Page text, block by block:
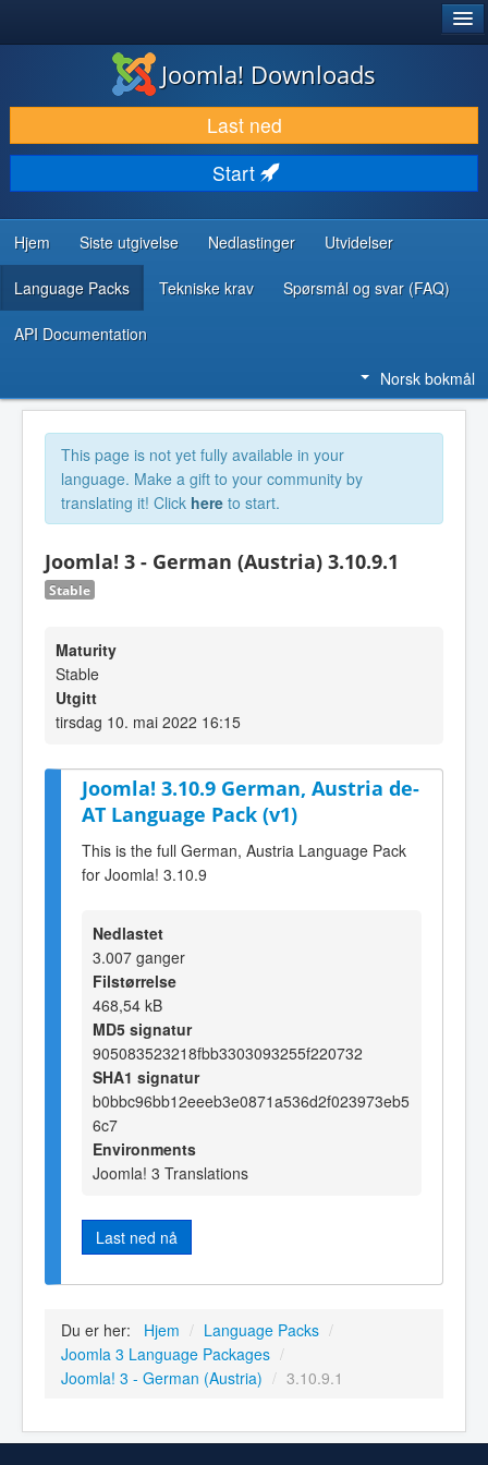
LAST NED & UTVID
OPPDAG & LÆR
SAMFUNN & BRUKERSTØTTE
UTVIKLINGSRESSURSER
Joomla! Downloads
Last ned
Start
Hjem Siste utgivelse Nedlastinger Utvidelser
Language Packs Tekniske krav Spørsmål og svar (FAQ)
API Documentation
Norsk bokmål
This page is not yet fully available in your
language. Make a gift to your community by
translating it! Click here to start.
Joomla! 3 - German (Austria) 3.10.9.1
Stable
Maturity
Stable
Utgitt
tirsdag 10. mai 2022 16:15
Joomla! 3.10.9 German, Austria de-
AT Language Pack (v1)
This is the full German, Austria Language Pack
for Joomla! 3.10.9
Nedlastet
3.007 ganger
Filstørrelse
468,54 kB
MD5 signatur
905083523218fbb3303093255f220732
SHA1 signatur
b0bbc96bb12eeeb3e0871a536d2f023973eb5
6c7
Environments
Joomla! 3 Translations
Last ned nå
Du er her: Hjem / Language Packs /
Joomla 3 Language Packages /
Joomla! 3 - German (Austria) / 3.10.9.1